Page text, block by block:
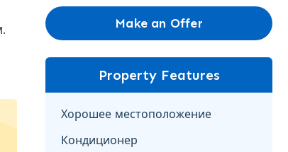
Make an Offer
Property Features
Хорошее местоположение
Кондиционер